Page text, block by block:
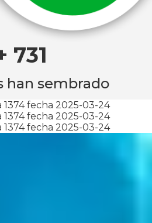
731
han sembrado